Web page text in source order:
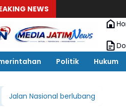
NEWS
Politik Hukum
Jalan Nasional berlubang